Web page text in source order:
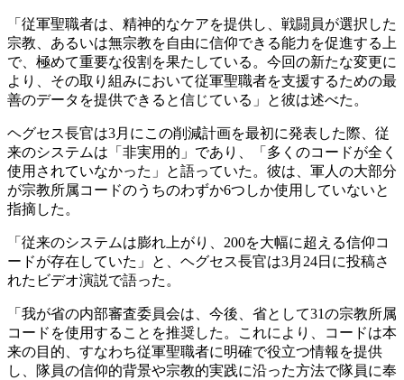
「従軍聖職者は、精神的なケアを提供し、戦闘員が選択した
宗教、あるいは無宗教を自由に信仰できる能力を促進する上
で、極めて重要な役割を果たしている。今回の新たな変更に
より、その取り組みにおいて従軍聖職者を支援するための最
善のデータを提供できると信じている」と彼は述べた。
ヘグセス長官は3月にこの削減計画を最初に発表した際、従
来のシステムは「非実用的」であり、「多くのコードが全く
使用されていなかった」と語っていた。彼は、軍人の大部分
が宗教所属コードのうちのわずか6つしか使用していないと
指摘した。
「従来のシステムは膨れ上がり、200を大幅に超える信仰コ
ードが存在していた」と、ヘグセス長官は3月24日に投稿さ
れたビデオ演説で語った。
「我が省の内部審査委員会は、今後、省として31の宗教所属
コードを使用することを推奨した。これにより、コードは本
来の目的、すなわち従軍聖職者に明確で役立つ情報を提供
し、隊員の信仰的背景や宗教的実践に沿った方法で隊員に奉